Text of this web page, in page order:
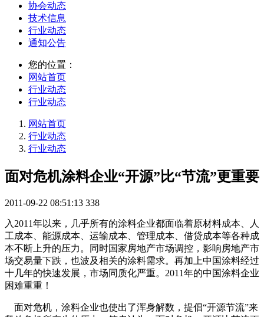
协会动态
技术信息
行业动态
通知公告
您的位置：
网站首页
行业动态
行业动态
网站首页
行业动态
行业动态
面对危机涂料企业“开源”比“节流”更重要
2011-09-22 08:51:13 338
入2011年以来，几乎所有的涂料企业都面临着原材料成本、人
工成本、能源成本、运输成本、管理成本、借贷成本等各种成
本不断上升的压力。同时国家房地产市场调控，影响房地产市
场交易量下跌，也波及相关的涂料需求。再加上中国涂料经过
十几年的快速发展，市场同质化严重。2011年的中国涂料企业
困难重重！
面对危机，涂料企业也使出了浑身解数，提倡“开源节流”来